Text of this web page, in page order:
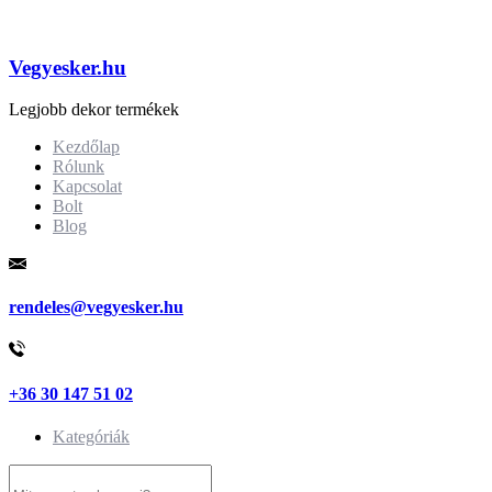
Vegyesker.hu
Legjobb dekor termékek
Kezdőlap
Rólunk
Kapcsolat
Bolt
Blog
rendeles@vegyesker.hu
+36 30 147 51 02
Kategóriák